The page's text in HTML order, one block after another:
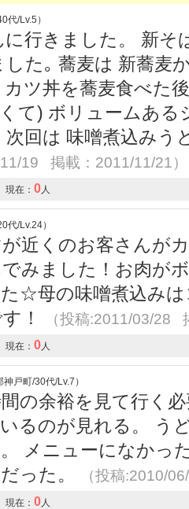
代/Lv.5）
行きました。 新そ
した｡ 蕎麦は 新蕎麦
ツ丼を蕎麦食べた
て) ボリュームある
回は 味噌煮込みう
11/19 掲載：2011/11/21）
現在： 0人
代/Lv.24）
近くのお客さんが
みました！お肉が
☆母の味噌煮込み
！
（投稿:2011/03/28
現在： 0人
戸町/30代/Lv.7）
の余裕を見て行く
るのが見れる。 う
メニューになかっ
った。
（投稿:2010/
現在： 0人